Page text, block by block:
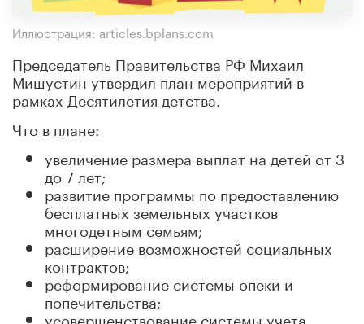
Иллюстрация: articles.bplans.com
Председатель Правительства РФ Михаил
Мишустин утвердил план мероприятий в
рамках Десятилетия детства.
Что в плане:
увеличение размера выплат на детей от 3
до 7 лет;
развитие программы по предоставлению
бесплатных земельных участков
многодетным семьям;
расширение возможностей социальных
контрактов;
реформирование системы опеки и
попечительства;
усовершенствование системы учета